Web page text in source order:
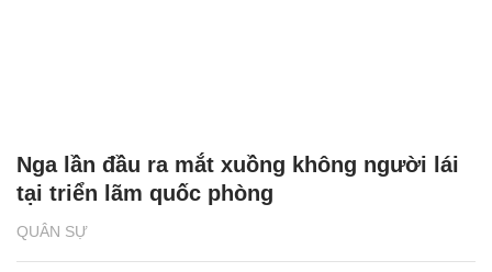
QUÂN SỰ
Nga lần đầu ra mắt xuồng không người lái
tại triển lãm quốc phòng